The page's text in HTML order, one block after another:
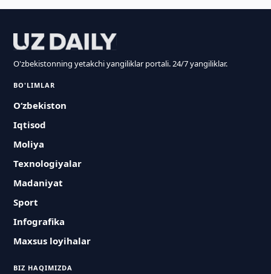
O'zbekistonning yetakchi yangiliklar portali. 24/7 yangiliklar.
BO'LIMLAR
O‘zbekiston
Iqtisod
Moliya
Texnologiyalar
Madaniyat
Sport
Infografika
Maxsus loyihalar
BIZ HAQIMIZDA